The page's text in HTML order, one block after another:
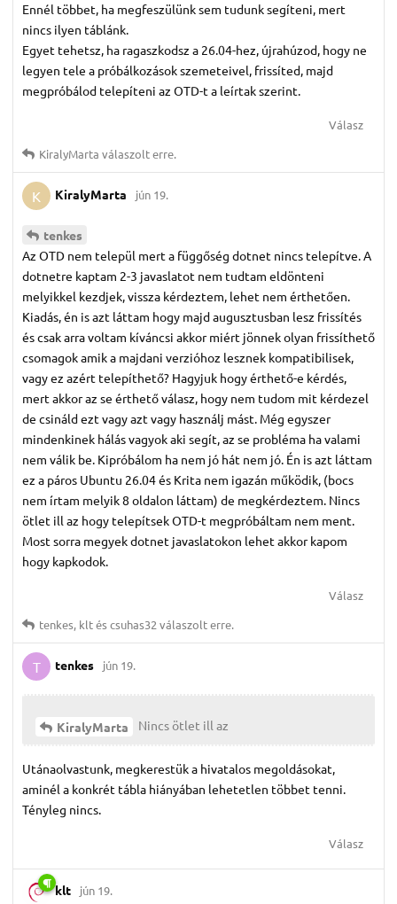
Ennél többet, ha megfeszülünk sem tudunk segíteni, mert
nincs ilyen táblánk.
Egyet tehetsz, ha ragaszkodsz a 26.04-hez, újrahúzod, hogy ne
legyen tele a próbálkozások szemeteivel, frissíted, majd
megpróbálod telepíteni az OTD-t a leírtak szerint.
Válasz
KiralyMarta válaszolt erre.
K KiralyMarta jún 19.
tenkes
Az OTD nem települ mert a függőség dotnet nincs telepítve. A
dotnetre kaptam 2-3 javaslatot nem tudtam eldönteni
melyikkel kezdjek, vissza kérdeztem, lehet nem érthetően.
Kiadás, én is azt láttam hogy majd augusztusban lesz frissítés
és csak arra voltam kíváncsi akkor miért jönnek olyan frissíthető
csomagok amik a majdani verzióhoz lesznek kompatibilisek,
vagy ez azért telepíthető? Hagyjuk hogy érthető-e kérdés,
mert akkor az se érthető válasz, hogy nem tudom mit kérdezel
de csináld ezt vagy azt vagy használj mást. Még egyszer
mindenkinek hálás vagyok aki segít, az se probléma ha valami
nem válik be. Kipróbálom ha nem jó hát nem jó. Én is azt láttam
ez a páros Ubuntu 26.04 és Krita nem igazán működik, (bocs
nem írtam melyik 8 oldalon láttam) de megkérdeztem. Nincs
ötlet ill az hogy telepítsek OTD-t megpróbáltam nem ment.
Most sorra megyek dotnet javaslatokon lehet akkor kapom
hogy kapkodok.
Válasz
tenkes, kltéscsuhas32 válaszolt erre.
T tenkes jún 19.
KiralyMarta Nincs ötlet ill az
Utánaolvastunk, megkerestük a hivatalos megoldásokat,
aminél a konkrét tábla hiányában lehetetlen többet tenni.
Tényleg nincs.
Válasz
klt jún 19.